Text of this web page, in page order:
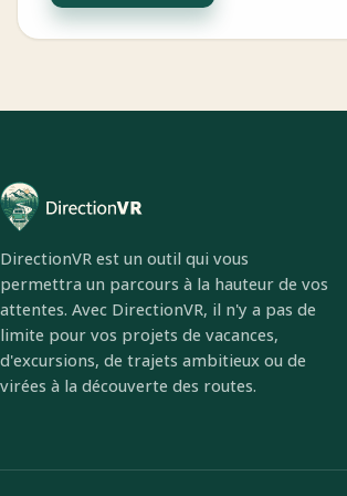
DirectionVR est un outil qui vous
permettra un parcours à la hauteur de vos
attentes. Avec DirectionVR, il n'y a pas de
limite pour vos projets de vacances,
d'excursions, de trajets ambitieux ou de
virées à la découverte des routes.